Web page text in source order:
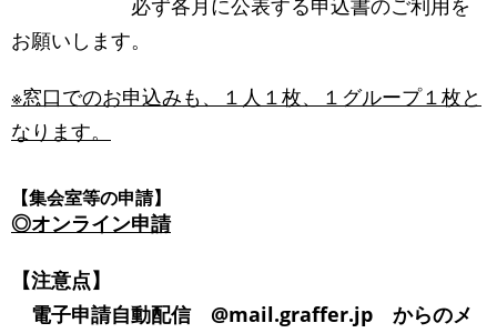
お願いします。
※窓口でのお申込みも、１人１枚、１グループ１枚と
なります。
【集会室等の申請】
◎オンライン申請
【注意点】
電子申請自動配信 @mail.graffer.jp からのメ